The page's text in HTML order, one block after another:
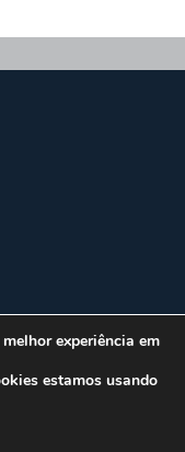
Andar Edifício:
913 - Brasília/DF
experiência em
estamos usando